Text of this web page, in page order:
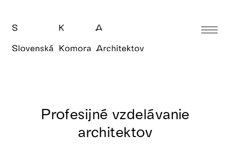
Profesijné vzdelávanie
architektov